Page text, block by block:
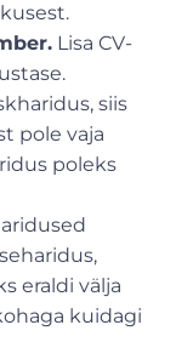
Lisa CV-
siis
pole vaja
poleks
eraldi välja
kuidagi